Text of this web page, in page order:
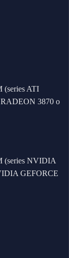
(series ATI
3870 o
(series NVIDIA
GEFORCE